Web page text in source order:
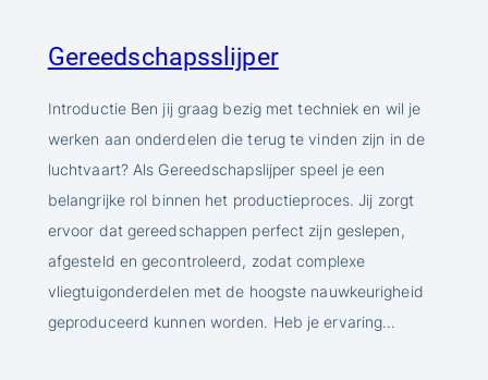
Gereedschapsslijper
Introductie Ben jij graag bezig met techniek en wil je
werken aan onderdelen die terug te vinden zijn in de
luchtvaart? Als Gereedschapslijper speel je een
belangrijke rol binnen het productieproces. Jij zorgt
ervoor dat gereedschappen perfect zijn geslepen,
afgesteld en gecontroleerd, zodat complexe
vliegtuigonderdelen met de hoogste nauwkeurigheid
geproduceerd kunnen worden. Heb je ervaring…